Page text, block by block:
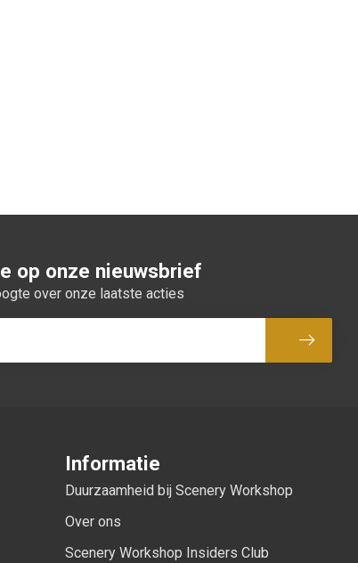
op onze nieuwsbrief
over onze laatste acties
Abonneer
Informatie
Duurzaamheid bij Scenery Workshop
Over ons
Scenery Workshop Insiders Club